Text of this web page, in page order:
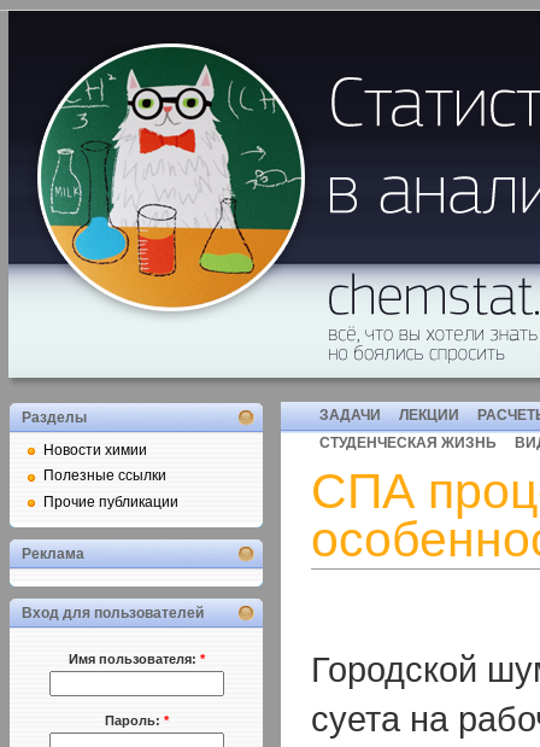
ЗАДАЧИ ЛЕКЦИИ
СТУДЕНЧЕСКАЯ ЖИЗНЬ
СПА
Городской
суета на
Разделы
Новости химии
Полезные ссылки
Прочие публикации
Реклама
Вход для пользователей
Имя пользователя: *
Пароль: *